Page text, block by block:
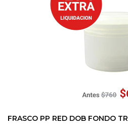
FRASCO PP RED DOB FONDO